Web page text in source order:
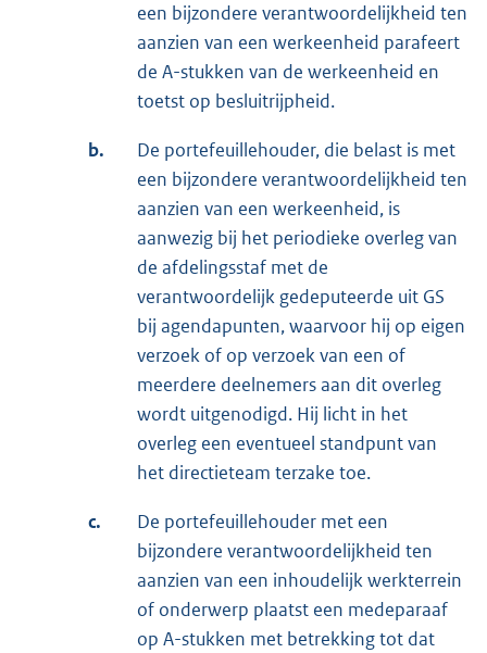
een bijzondere verantwoordelijkheid ten
aanzien van een werkeenheid parafeert
de A-stukken van de werkeenheid en
toetst op besluitrijpheid.
b.
De portefeuillehouder, die belast is met
een bijzondere verantwoordelijkheid ten
aanzien van een werkeenheid, is
aanwezig bij het periodieke overleg van
de afdelingsstaf met de
verantwoordelijk gedeputeerde uit GS
bij agendapunten, waarvoor hij op eigen
verzoek of op verzoek van een of
meerdere deelnemers aan dit overleg
wordt uitgenodigd. Hij licht in het
overleg een eventueel standpunt van
het directieteam terzake toe.
c.
De portefeuillehouder met een
bijzondere verantwoordelijkheid ten
aanzien van een inhoudelijk werkterrein
of onderwerp plaatst een medeparaaf
op A-stukken met betrekking tot dat